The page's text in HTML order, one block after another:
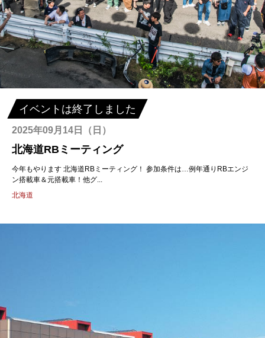
イベントは終了しました
2025年09月14日（日）
北海道RBミーティング
今年もやります 北海道RBミーティング！ 参加条件は…例年通りRBエンジ
ン搭載車＆元搭載車！他グ...
北海道